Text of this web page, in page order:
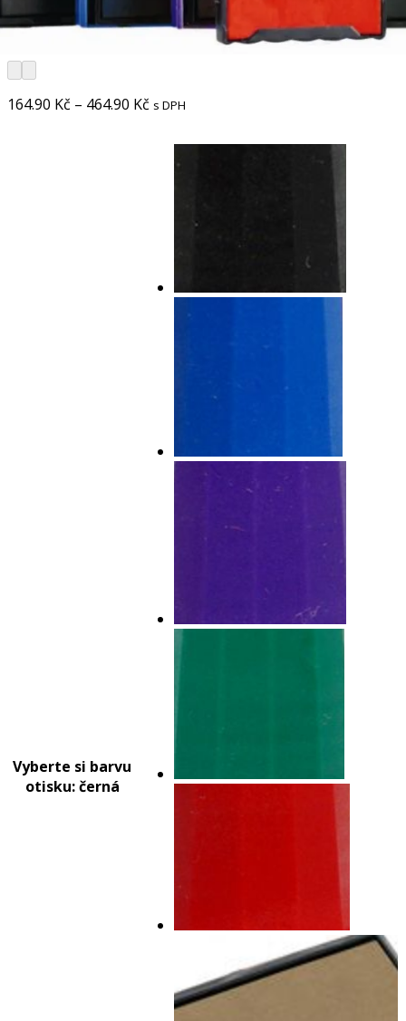
164.90 Kč – 464.90 Kč s DPH
Vyberte si barvu
otisku: černá